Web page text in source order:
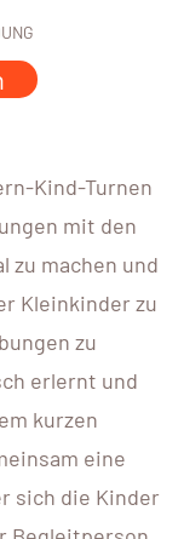
Kind-Turnen
mit den
zu machen und
Kleinkinder zu
zu
erlernt und
kurzen
eine
sich die Kinder